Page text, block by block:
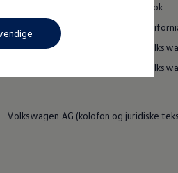
Erhvervsbiler
Facebook
Følg
Følg
Følg
Volkswagen AG (kolofon og juridiske